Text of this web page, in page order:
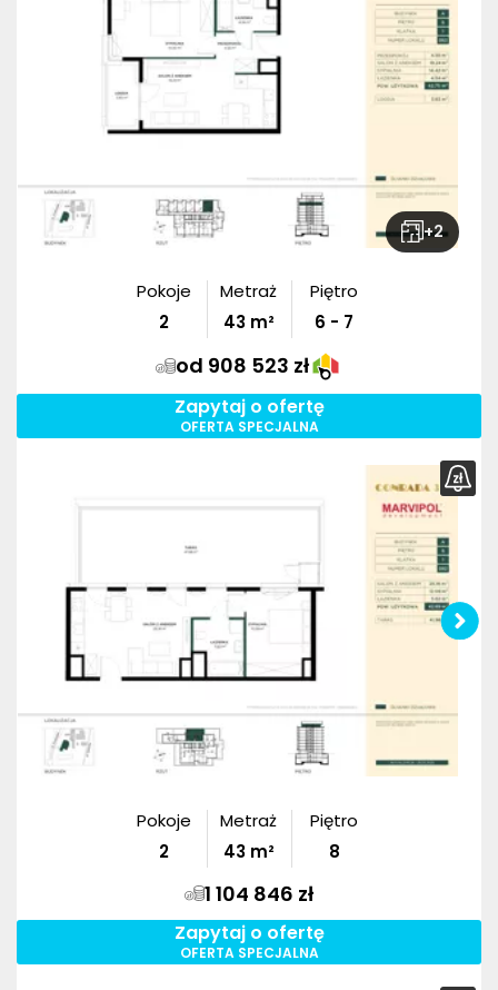
+2
Pokoje
2
Metraż
43m²
Piętro
6 - 7
od 908 523 zł
Zapytaj o ofertę
OFERTA SPECJALNA
Pokoje
2
Metraż
43m²
Piętro
8
1 104 846 zł
Zapytaj o ofertę
OFERTA SPECJALNA